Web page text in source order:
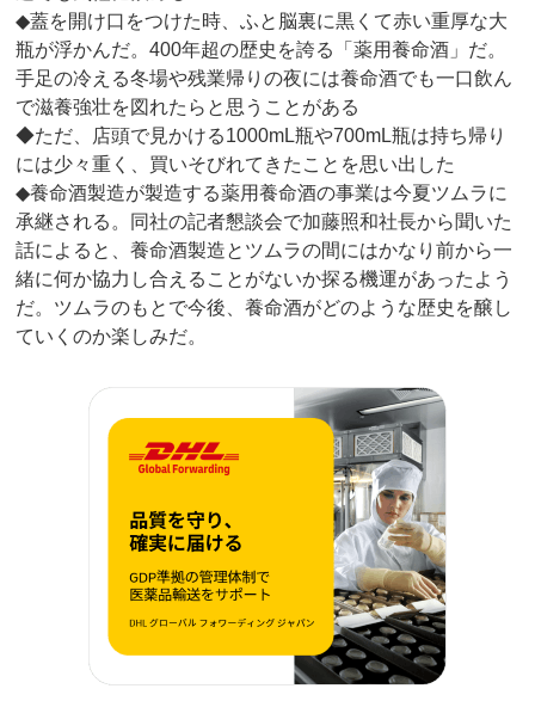
◆蓋を開け口をつけた時、ふと脳裏に黒くて赤い重厚な大
瓶が浮かんだ。400年超の歴史を誇る「薬用養命酒」だ。
手足の冷える冬場や残業帰りの夜には養命酒でも一口飲ん
で滋養強壮を図れたらと思うことがある
◆ただ、店頭で見かける1000mL瓶や700mL瓶は持ち帰り
には少々重く、買いそびれてきたことを思い出した
◆養命酒製造が製造する薬用養命酒の事業は今夏ツムラに
承継される。同社の記者懇談会で加藤照和社長から聞いた
話によると、養命酒製造とツムラの間にはかなり前から一
緒に何か協力し合えることがないか探る機運があったよう
だ。ツムラのもとで今後、養命酒がどのような歴史を醸し
ていくのか楽しみだ。